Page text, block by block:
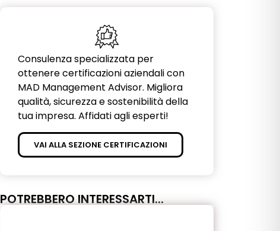
Consulenza specializzata per
ottenere certificazioni aziendali con
MAD Management Advisor. Migliora
qualità, sicurezza e sostenibilità della
tua impresa. Affidati agli esperti!
VAI ALLA SEZIONE CERTIFICAZIONI
POTREBBERO INTERESSARTI...